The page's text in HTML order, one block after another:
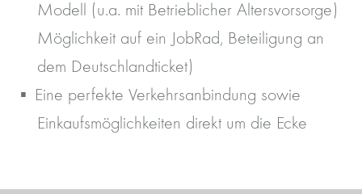
Modell (u.a. mit Betrieblicher Altersvorsorge)
Möglichkeit auf ein JobRad, Beteiligung an
dem Deutschlandticket)
Eine perfekte Verkehrsanbindung sowie
Einkaufsmöglichkeiten direkt um die Ecke